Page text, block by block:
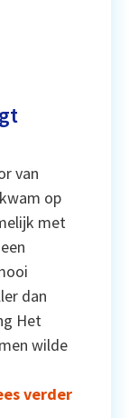
van
op
met
dan
Het
wilde
verder